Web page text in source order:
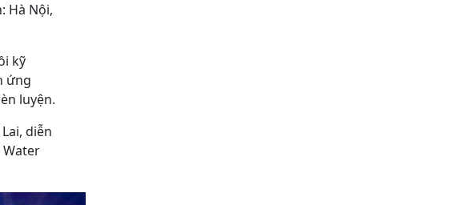
Hà Nội,
kỹ
ứng
luyện.
diễn
Water